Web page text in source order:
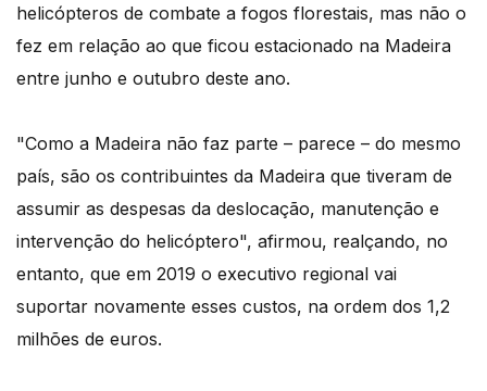
helicópteros de combate a fogos florestais, mas não o
fez em relação ao que ficou estacionado na Madeira
entre junho e outubro deste ano.
"Como a Madeira não faz parte – parece – do mesmo
país, são os contribuintes da Madeira que tiveram de
assumir as despesas da deslocação, manutenção e
intervenção do helicóptero", afirmou, realçando, no
entanto, que em 2019 o executivo regional vai
suportar novamente esses custos, na ordem dos 1,2
milhões de euros.